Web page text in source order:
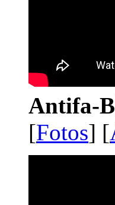
Antifa-
[Fotos] [